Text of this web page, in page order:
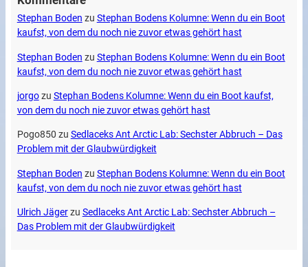
Stephan Boden zu Stephan Bodens Kolumne: Wenn du ein Boot
kaufst, von dem du noch nie zuvor etwas gehört hast
Stephan Boden zu Stephan Bodens Kolumne: Wenn du ein Boot
kaufst, von dem du noch nie zuvor etwas gehört hast
jorgozu Stephan Bodens Kolumne: Wenn du ein Boot kaufst,
von dem du noch nie zuvor etwas gehört hast
Pogo850 zu Sedlaceks Ant Arctic Lab: Sechster Abbruch – Das
Problem mit der Glaubwürdigkeit
Stephan Boden zu Stephan Bodens Kolumne: Wenn du ein Boot
kaufst, von dem du noch nie zuvor etwas gehört hast
Ulrich Jägerzu Sedlaceks Ant Arctic Lab: Sechster Abbruch –
Das Problem mit der Glaubwürdigkeit